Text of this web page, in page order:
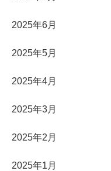
2025年6月
2025年5月
2025年4月
2025年3月
2025年2月
2025年1月